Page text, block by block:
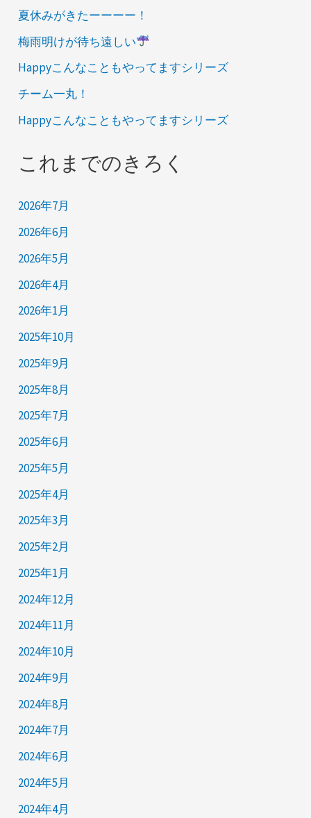
夏休みがきたーーーー！
梅雨明けが待ち遠しい
Happyこんなこともやってますシリーズ
チーム一丸！
Happyこんなこともやってますシリーズ
これまでのきろく
2026年7月
2026年6月
2026年5月
2026年4月
2026年1月
2025年10月
2025年9月
2025年8月
2025年7月
2025年6月
2025年5月
2025年4月
2025年3月
2025年2月
2025年1月
2024年12月
2024年11月
2024年10月
2024年9月
2024年8月
2024年7月
2024年6月
2024年5月
2024年4月